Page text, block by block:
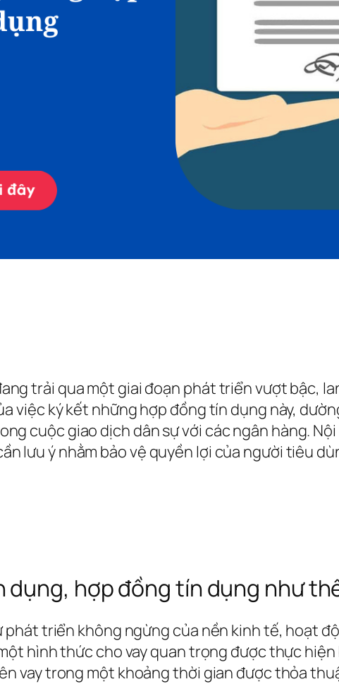
trải qua một giai đoạn phát triển vượt bậc,
việc ký kết những hợp đồng tín dụng này,
cuộc giao dịch dân sự với các ngân hàng.
lưu ý nhằm bảo vệ quyền lợi của người tiêu
dụng, hợp đồng tín dụng như
phát triển không ngừng của nền kinh tế, hoạt
hình thức cho vay quan trọng được thực hiện
vay trong một khoảng thời gian được thỏa